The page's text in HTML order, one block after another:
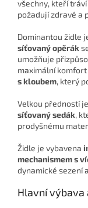
všechny, kteří
požadují zdravé a
Dominantou židle
síťovaný opěrák
umožňuje
maximální
s kloubem, který
Velkou předností je
síťovaný sedák,
prodyšnému
Židle je vybavena
mechanismem s
dynamické sezení
Hlavní výbava